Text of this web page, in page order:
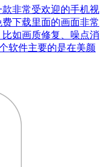
非常受欢迎的手机视
下载里面的画面非常
如画质修复、噪点消
软件主要的是在美颜